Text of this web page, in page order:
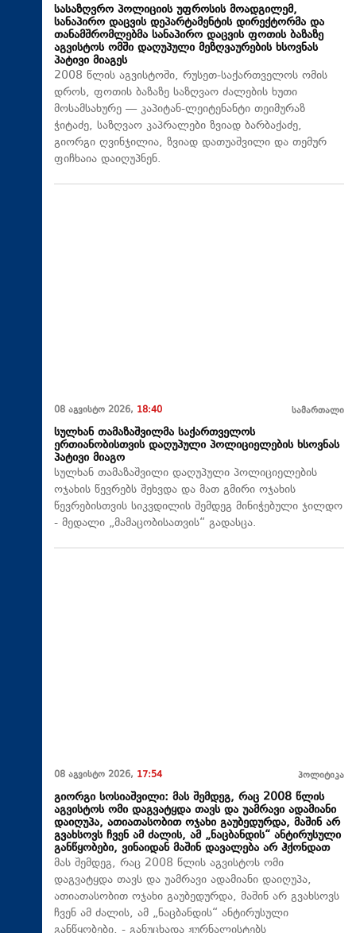
სასაზღვრო პოლიციის უფროსის მოადგილემ,
სანაპირო დაცვის დეპარტამენტის დირექტორმა და
თანამშრომლებმა სანაპირო დაცვის ფოთის ბაზაზე
აგვისტოს ომში დაღუპული მეზღვაურების ხსოვნას
პატივი მიაგეს
2008 წლის აგვისტოში, რუსეთ-საქართველოს ომის
დროს, ფოთის ბაზაზე საზღვაო ძალების ხუთი
მოსამსახურე — კაპიტან-ლეიტენანტი თეიმურაზ
ჭიტაძე, საზღვაო კაპრალები ზვიად ბარბაქაძე,
გიორგი ღვინჯილია, ზვიად დათუაშვილი და თემურ
ფიჩხაია დაიღუპნენ.
08 აგვისტო 2026, 18:40 სამართალი
სულხან თამაზაშვილმა საქართველოს
ერთიანობისთვის დაღუპული პოლიციელების ხსოვნას
პატივი მიაგო
სულხან თამაზაშვილი დაღუპული პოლიციელების
ოჯახის წევრებს შეხვდა და მათ გმირი ოჯახის
წევრებისთვის სიკვდილის შემდეგ მინიჭებული ჯილდო
- მედალი „მამაცობისათვის“ გადასცა.
08 აგვისტო 2026, 17:54 პოლიტიკა
გიორგი სოსიაშვილი: მას შემდეგ, რაც 2008 წლის
აგვისტოს ომი დაგვატყდა თავს და უამრავი ადამიანი
დაიღუპა, ათიათასობით ოჯახი გაუბედურდა, მაშინ არ
გვახსოვს ჩვენ ამ ძალის, ამ „ნაცბანდის“ ანტირუსული
განწყობები, ვინაიდან მაშინ დავალება არ ჰქონდათ
მას შემდეგ, რაც 2008 წლის აგვისტოს ომი
დაგვატყდა თავს და უამრავი ადამიანი დაიღუპა,
ათიათასობით ოჯახი გაუბედურდა, მაშინ არ გვახსოვს
ჩვენ ამ ძალის, ამ „ნაცბანდის“ ანტირუსული